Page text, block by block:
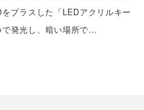
プラスした「LEDアクリルキー
で発光し、暗い場所で…